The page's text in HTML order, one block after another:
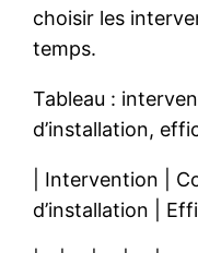
choisir les
temps.
Tableau :
d’installation,
| Intervention |
d’installation |